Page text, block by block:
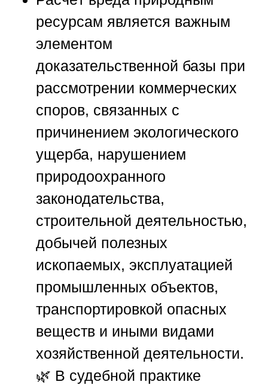
ресурсам является важным
элементом
доказательственной базы при
рассмотрении коммерческих
споров, связанных с
причинением экологического
ущерба, нарушением
природоохранного
законодательства,
строительной деятельностью,
добычей полезных
ископаемых, эксплуатацией
промышленных объектов,
транспортировкой опасных
веществ и иными видами
хозяйственной деятельности.
🌿 В судебной практике